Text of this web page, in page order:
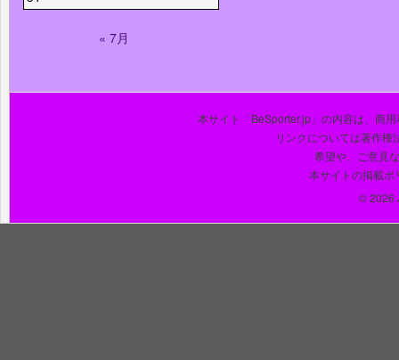
« 7月
本サイト「BeSporter.jp」の内容は、商
リンクについては著作権
希望や、ご意見
本サイトの掲載ポ
© 2026